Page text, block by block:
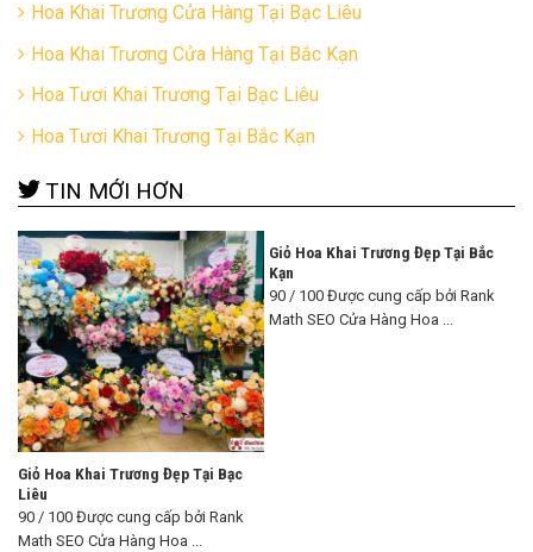
Hoa Khai Trương Cửa Hàng Tại Bạc Liêu
Hoa Khai Trương Cửa Hàng Tại Bắc Kạn
Hoa Tươi Khai Trương Tại Bạc Liêu
Hoa Tươi Khai Trương Tại Bắc Kạn
TIN MỚI HƠN
Giỏ Hoa Khai Trương Đẹp Tại Bạc
Liêu
90 / 100 Được cung cấp bởi Rank
Math SEO Cửa Hàng Hoa ...
Giỏ Hoa Khai Trương Đẹp Tại Bắc
Kạn
90 / 100 Được cung cấp bởi Rank
Math SEO Cửa Hàng Hoa ...